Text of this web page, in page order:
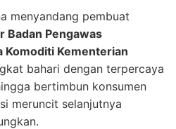
menyandang pembuat
Badan Pengawas
Komoditi Kementerian
bahari dengan terpercaya
bertimbun konsumen
meruncit selanjutnya